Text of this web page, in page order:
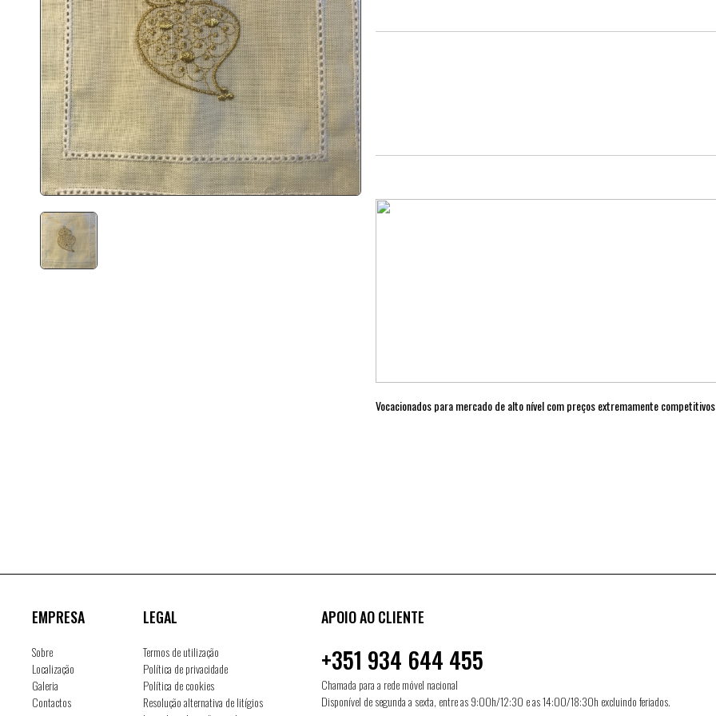
Vocacionados para mercado de alto nível com preços extremamente competitivos
EMPRESA
Sobre
Localização
Galeria
Contactos
LEGAL
Termos de utilização
Política de privacidade
Política de cookies
Resolução alternativa de litígios
APOIO AO CLIENTE
+351 934 644 455
Chamada para a rede móvel nacional
Disponível de segunda a sexta, entre as 9:00h/12:30 e as 14:00/18:30h excluindo feriados.